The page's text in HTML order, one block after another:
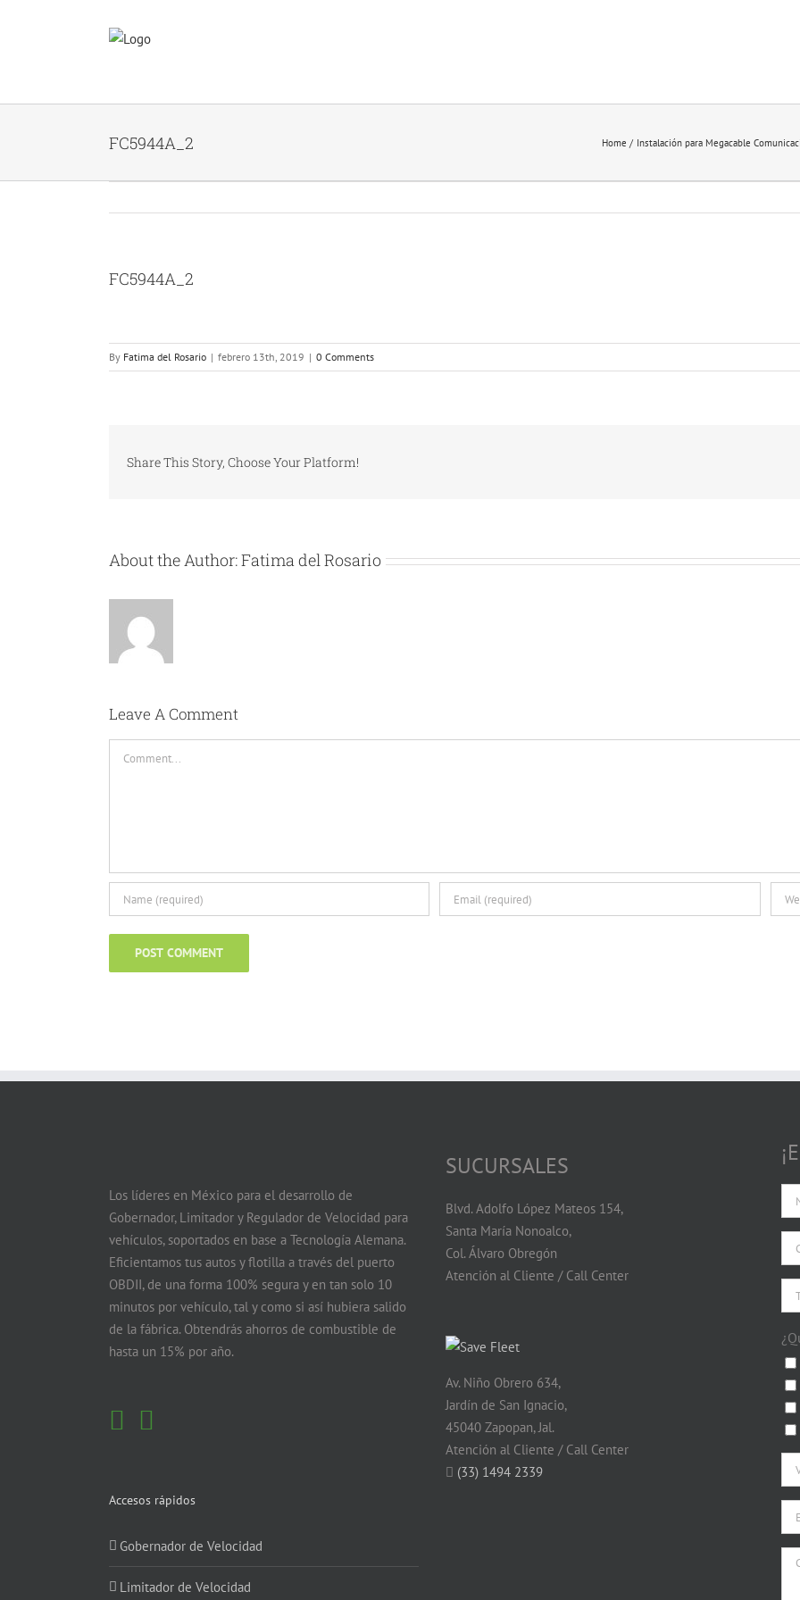
FC5944A_2 Home Instalación para Megacable
FC5944A_2
By Fatima del Rosario | febrero 13th, 2019 | 0 Comments
Share This Story, Choose Your Platform!
About the Author:Fatima del Rosario
Leave A Comment
Los líderes en México para el desarrollo de
Gobernador, Limitador y Regulador de Velocidad para
vehículos, soportados en base a Tecnología Alemana.
Eficientamos tus autos y flotilla a través del puerto
OBDII, de una forma 100% segura y en tan solo 10
minutos por vehículo, tal y como si así hubiera salido
de la fábrica. Obtendrás ahorros de combustible de
hasta un 15% por año.
Accesos rápidos
Gobernador de Velocidad
Limitador de Velocidad
SUCURSALES
Blvd. Adolfo López Mateos 154,
Santa María Nonoalco,
Col. Álvaro Obregón
Atención al Cliente / Call Center
Av. Niño Obrero 634,
Jardín de San Ignacio,
45040 Zapopan, Jal.
Atención al Cliente / Call Center
(33) 1494 2339